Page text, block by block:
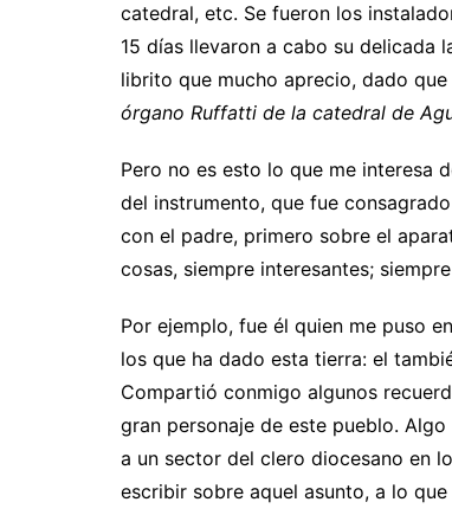
catedral, etc. Se fueron los
15 días llevaron a cabo su delicada
librito que mucho aprecio, dado
órgano Ruffatti de la catedral de
Pero no es esto lo que me interesa
del instrumento, que fue
con el padre, primero sobre el
cosas, siempre interesantes;
Por ejemplo, fue él quien me puso
los que ha dado esta tierra: el
Compartió conmigo algunos
gran personaje de este pueblo.
a un sector del clero diocesano en
escribir sobre aquel asunto, a lo